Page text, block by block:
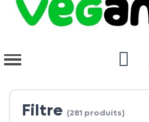
Filtre (281 produits)